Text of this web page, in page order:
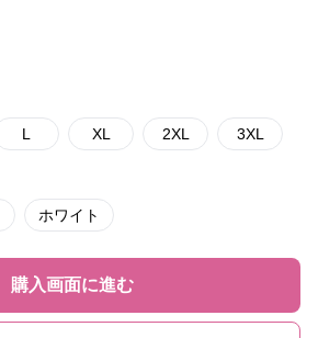
L XL 2XL 3XL
ホワイト
購入画面に進む